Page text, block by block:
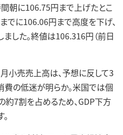
朝に106.75円まで上げたとこ
でに106.06円まで高度を下げ、
した。終値は106.316円（前日
小売売上高は、予想に反して3
費の低迷が明らか。米国では個
約7割を占めるため、GDP下方